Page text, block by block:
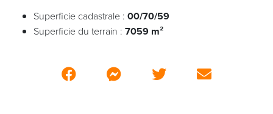
Superficie cadastrale : 00/70/59
Superficie du terrain : 7059 m²